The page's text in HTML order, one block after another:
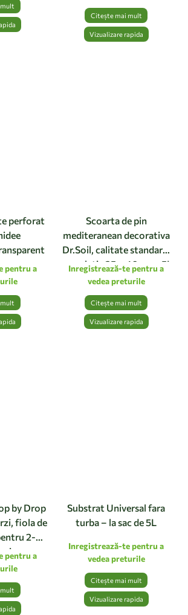
Citește mai mult
Vizualizare rapida
perforat
pentru a
Scoarta de pin
mediteranean decorativa
Dr.Soil, calitate standard,
granulatie 25 – 40 mm, 5L
Inregistrează-te pentru a
vedea preturile
Citește mai mult
Vizualizare rapida
by Drop
fiola de
2-4
pentru a
Substrat Universal fara
turba – la sac de 5L
Inregistrează-te pentru a
vedea preturile
Citește mai mult
Vizualizare rapida